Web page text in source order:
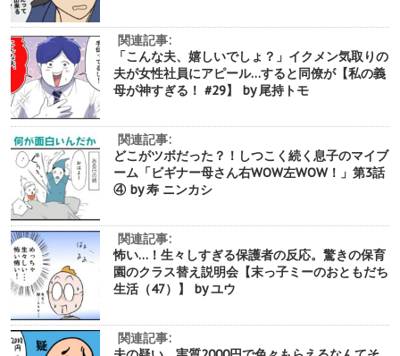
関連記事:
「こんな夫、嬉しいでしょ？」イクメン気取りの
夫が女性社員にアピール…すると同僚が【私の義
母が神すぎる！ #29】 by 尾持トモ
関連記事:
どこがツボだった？！しつこく続く息子のマイブ
ーム「ビギナー母さん右WOW左WOW！」第3話
④ by 寿 ニンカシ
関連記事:
怖い…！生々しすぎる保護者の反応。驚きの保育
園のクラス替え説明会【末っ子ミーのおともだち
生活（47）】 by ユウ
関連記事: